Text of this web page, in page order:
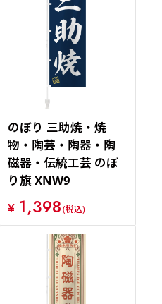
のぼり 三助焼・焼
物・陶芸・陶器・陶
磁器・伝統工芸 のぼ
り旗 XNW9
¥ 1,398(税込)